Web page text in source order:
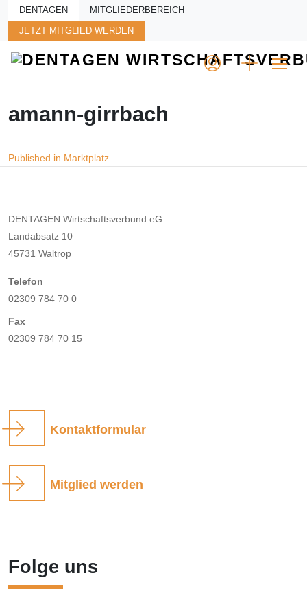
Skip to main content
DENTAGEN MITGLIEDERBEREICH
JETZT MITGLIED WERDEN
amann-girrbach
Beitragsnavigation
Published in Marktplatz
DENTAGEN Wirtschaftsverbund eG
Landabsatz 10
45731 Waltrop
Telefon
02309 784 70 0
Fax
02309 784 70 15
Kontaktformular
Mitglied werden
Folge uns